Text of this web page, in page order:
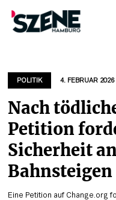
springen
POLITIK 4. FEBRUAR 2026
Nach
Petition
Sicherheit
Bahnsteigen
Eine Petition auf Change.org